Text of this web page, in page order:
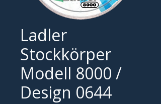
Ladler
Stockkörper
Modell 8000 /
Design 0644